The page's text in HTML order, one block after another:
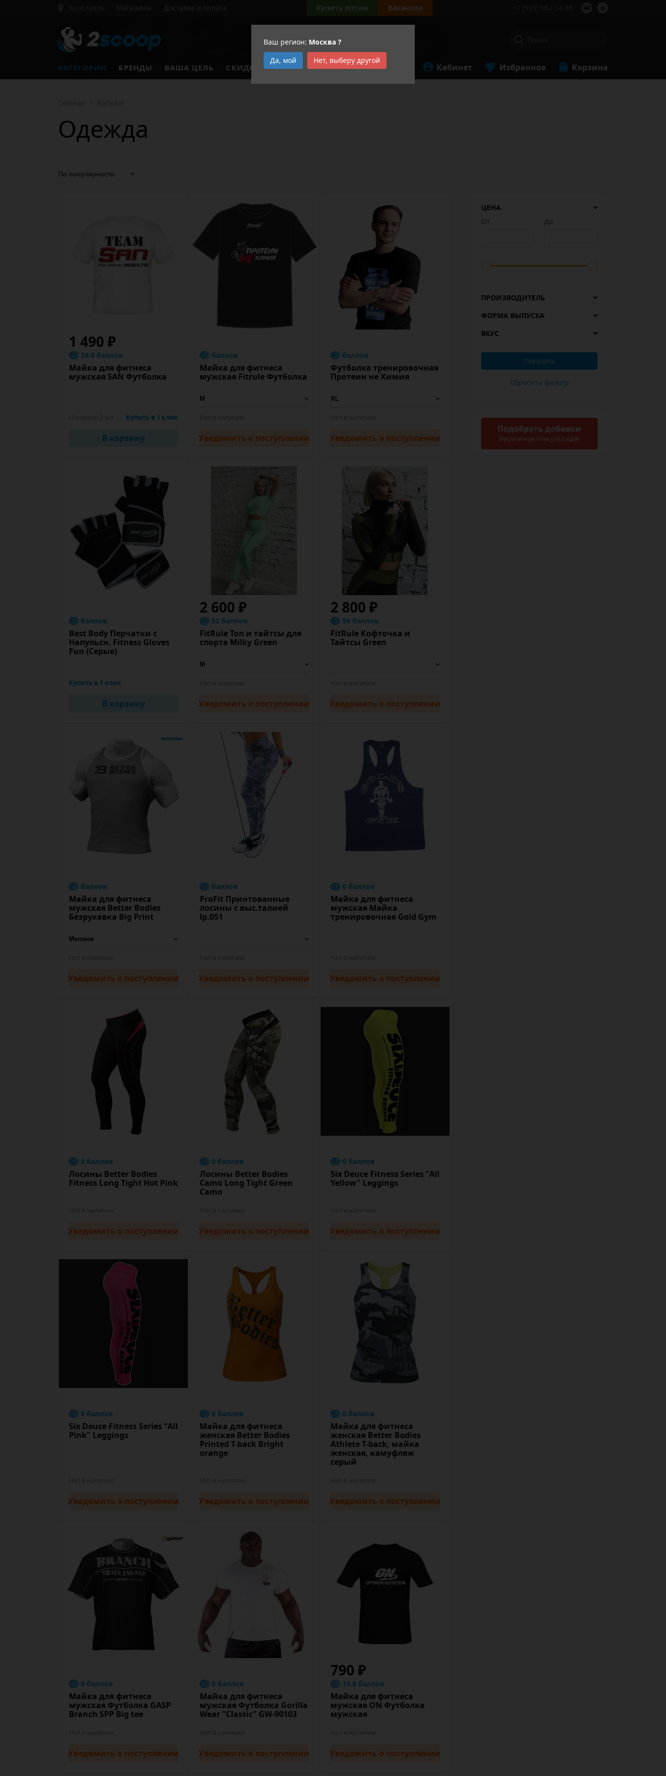
Ваш регион: Москва ?
Да, мой
Нет, выберу другой
Магазины Доставка и оплата Купить оптом Вакансии
КАТЕГОРИИ БРЕНДЫ ВАША ЦЕЛЬ СКИДКИ АКЦИИ Кабинет Избранное Корзина
Одежда
ЦЕНА
От
До
ПРОИЗВОДИТЕЛЬ
ФОРМА ВЫПУСКА
ВКУС
Подобрать добавки
Бесплатная консультация
1 490 ₽
29.8 баллов
Майка для фитнеса
мужская SAN Футболка
Купить в 1 клик
В корзину
баллов
Майка для фитнеса
мужская Fitrule Футболка
Уведомить о поступлении
баллов
Футболка тренировочная
Протеин не Химия
Уведомить о поступлении
баллов
Best Body Перчатки с
Напульсн. Fitness Gloves
Fun (Серые)
Купить в 1 клик
В корзину
2 600 ₽
52 баллов
FitRule Топ и тайтсы для
спорта Milky Green
Уведомить о поступлении
2 800 ₽
56 баллов
FitRule Кофточка и
Тайтсы Green
Уведомить о поступлении
баллов
Майка для фитнеса
мужская Better Bodies
Безрукавка Big Print
Уведомить о поступлении
баллов
ProFit Принтованные
лосины с выс.талией
lp.051
Уведомить о поступлении
0 баллов
Майка для фитнеса
мужская Майка
тренировочная Gold Gym
Уведомить о поступлении
0 баллов
Лосины Better Bodies
Fitness Long Tight Hot Pink
Уведомить о поступлении
0 баллов
Лосины Better Bodies
Camo Long Tight Green
Camo
Уведомить о поступлении
0 баллов
Six Deuce Fitness Series "All
Yellow" Leggings
Уведомить о поступлении
0 баллов
Six Deuce Fitness Series "All
Pink" Leggings
Уведомить о поступлении
0 баллов
Майка для фитнеса
женская Better Bodies
Printed T-back Bright
orange
Уведомить о поступлении
0 баллов
Майка для фитнеса
женская Better Bodies
Athlete T-back, майка
женская, камуфляж
серый
Уведомить о поступлении
0 баллов
Майка для фитнеса
мужская Футболка GASP
Branch SPP Big tee
Уведомить о поступлении
0 баллов
Майка для фитнеса
мужская Футболка Gorilla
Wear "Classic" GW-90103
Уведомить о поступлении
790 ₽
15.8 баллов
Майка для фитнеса
мужская ON Футболка
мужская
Уведомить о поступлении